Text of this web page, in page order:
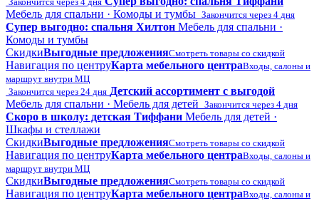
Мебель для спальни · Комоды и тумбы Закончится через 4 дня
Супер выгодно: спальня Хилтон Мебель для спальни ·
Комоды и тумбы
СкидкиВыгодные предложенияСмотреть товары со скидкой
Навигация по центруКарта мебельного центраВходы, салоны и
маршрут внутри МЦ
Закончится через 24 дня Детский ассортимент с выгодой
Мебель для спальни · Мебель для детей Закончится через 4 дня
Скоро в школу: детская Тиффани Мебель для детей ·
Шкафы и стеллажи
СкидкиВыгодные предложенияСмотреть товары со скидкой
Навигация по центруКарта мебельного центраВходы, салоны и
маршрут внутри МЦ
СкидкиВыгодные предложенияСмотреть товары со скидкой
Навигация по центруКарта мебельного центраВходы, салоны и